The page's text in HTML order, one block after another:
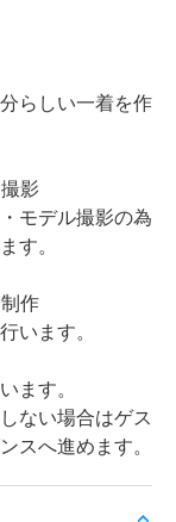
らしい一着を作
影
モデル撮影の為
す。
作
います。
ます。
ない場合はゲス
スへ進めます。